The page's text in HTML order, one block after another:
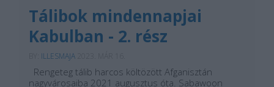
Tálibok mindennapjai
Kabulban - 2. rész
ILLESMAJA
Rengeteg tálib harcos költözött Afganisztán
nagyvárosaiba 2021 augusztus óta. Sabawoon